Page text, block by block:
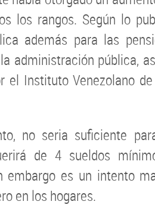
los rangos. Según lo
además para las
administración pública,
el Instituto Venezolano
no seria suficiente
de 4 sueldos
embargo es un intento
en los hogares.